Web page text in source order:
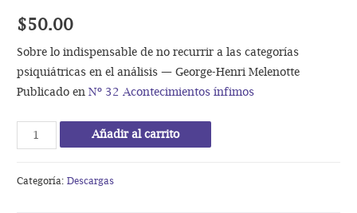
$50.00
Sobre lo indispensable de no recurrir a las categorías
psiquiátricas en el análisis — George-Henri Melenotte
Publicado enNº 32 Acontecimientos ínfimos
Sobre
lo
Añadir al carrito
Categoría:Descargas